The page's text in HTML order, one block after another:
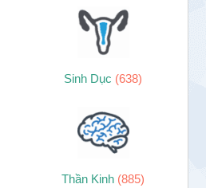
Sinh Dục (638)
Thần Kinh (885)